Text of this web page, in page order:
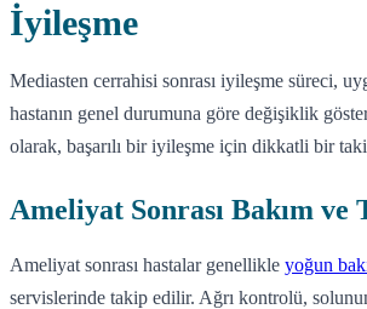
İyileşme
Mediasten cerrahisi sonrası iyileşme süreci,
hastanın genel durumuna göre değişiklik
olarak, başarılı bir iyileşme için dikkatli bir
Ameliyat Sonrası Bakım ve
Ameliyat sonrası hastalar genellikle yoğun
servislerinde takip edilir. Ağrı kontrolü,